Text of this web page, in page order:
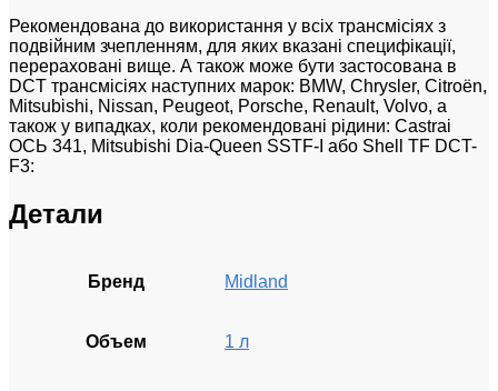
Рекомендована до використання у всіх трансмісіях з
подвійним зчепленням, для яких вказані специфікації,
перераховані вище. А також може бути застосована в
DCT трансмісіях наступних марок: BMW, Chrysler, Citroën,
Mitsubishi, Nissan, Peugeot, Porsche, Renault, Volvo, a
також у випадках, коли рекомендовані рідини: Castrai
ОСЬ 341, Mitsubishi Dia-Queen SSTF-I або Shell TF DCT-
F3:
Детали
Бренд Midland
Объем 1 л